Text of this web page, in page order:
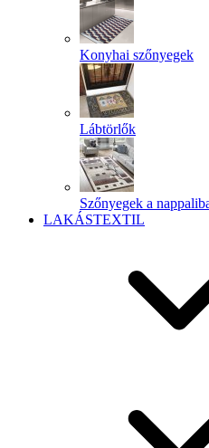
Konyhai szőnyegek
Lábtörlők
Szőnyegek a
LAKÁSTEXTIL